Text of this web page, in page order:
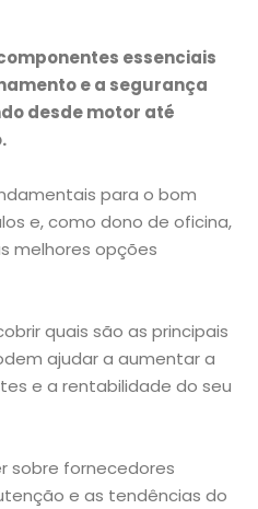
essenciais
e a segurança
desde motor até
para o bom
e, como dono de oficina,
melhores opções
quais são as principais
ajudar a aumentar a
e a rentabilidade do seu
sobre fornecedores
e as tendências do